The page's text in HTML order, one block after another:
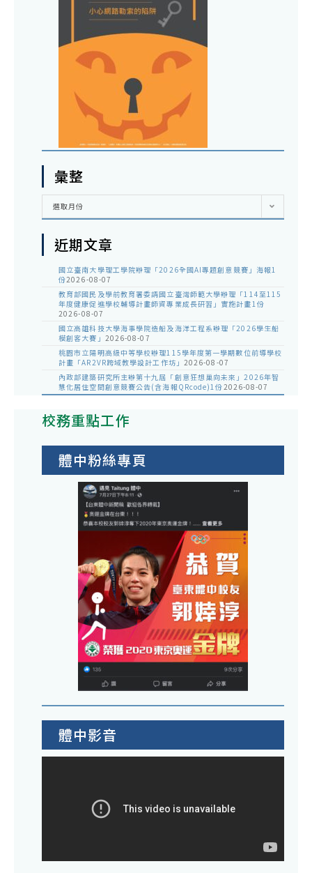
彙整
彙
選取月份
近期文章
國立臺南大學理工學院辦理「2026全國AI專題創意競賽」海報1
份2026-08-07
教育部國民及學前教育署委請國立臺灣師範大學辦理「114至115
年度健康促進學校輔導計畫師資專業成長研習」實施計畫1份
2026-08-07
國立高雄科技大學海事學院造船及海洋工程系辦理「2026學生船
模創客大賽」 2026-08-07
桃園市立陽明高級中等學校辦理115學年度第一學期數位前導學校
計畫「AR2VR跨域教學設計工作坊」 2026-08-07
內政部建築研究所主辦第十九屆「創意狂想巢向未來」2026年智
慧化居住空間創意競賽公告(含海報QRcode)1份2026-08-07
校務重點工作
體中粉絲專頁
體中影音